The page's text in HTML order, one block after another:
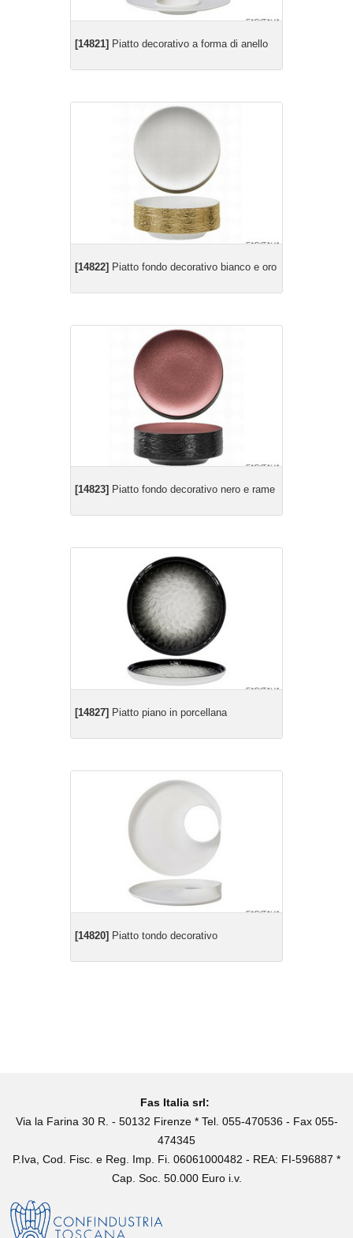
[14821] Piatto decorativo a forma di anello
[14822] Piatto fondo decorativo bianco e oro
[14823] Piatto fondo decorativo nero e rame
[14827] Piatto piano in porcellana
[14820] Piatto tondo decorativo
Fas Italia srl:
Via la Farina 30 R. - 50132 Firenze * Tel. 055-470536 - Fax 055-
474345
P.Iva, Cod. Fisc. e Reg. Imp. Fi. 06061000482 - REA: FI-596887 *
Cap. Soc. 50.000 Euro i.v.